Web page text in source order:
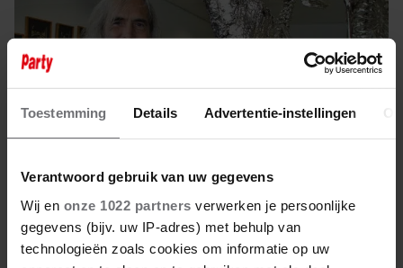
Toestemming Details Advertentie-instellingen
Verantwoord gebruik van uw gegevens
Wij en onze 1022 partners verwerken je persoonlijke
gegevens (bijv. uw IP-adres) met behulp van
technologieën zoals cookies om informatie op uw